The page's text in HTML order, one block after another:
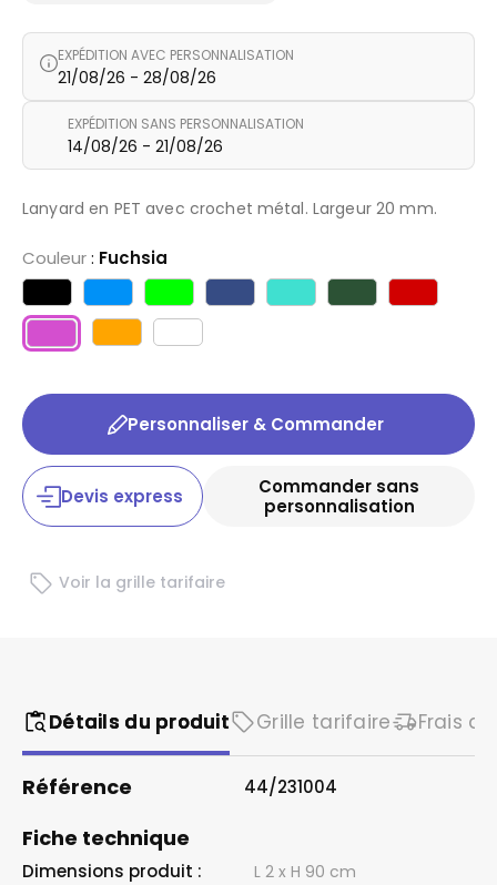
EXPÉDITION AVEC PERSONNALISATION
21/08/26 - 28/08/26
EXPÉDITION SANS PERSONNALISATION
14/08/26 - 21/08/26
Lanyard en PET avec crochet métal. Largeur 20 mm.
Couleur: Fuchsia
Personnaliser & Commander
Devis express
Commander sans
personnalisation
Voir la grille tarifaire
Détails du produit Grille tarifaire Frais
Référence 44/231004
Fiche technique
Dimensions produit : L 2 x H 90 cm